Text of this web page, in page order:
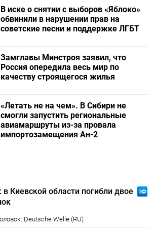
В иске о снятии с выборов «Яблоко»
обвинили в нарушении прав на
советские песни и поддержке ЛГБТ
Замглавы Минстроя заявил, что
Россия опередила весь мир по
качеству строящегося жилья
«Летать не на чем». В Сибири не
смогли запустить региональные
авиамаршруты из-за провала
импортозамещения Ан-2